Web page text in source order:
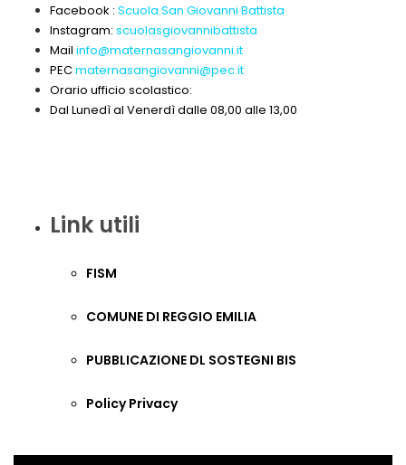
Facebook : Scuola San Giovanni Battista
Instagram: scuolasgiovannibattista
Mail info@maternasangiovanni.it
PECmaternasangiovanni@pec.it
Orario ufficio scolastico:
Dal Lunedì al Venerdì dalle 08,00 alle 13,00
Link utili
FISM
COMUNE DI REGGIO EMILIA
PUBBLICAZIONE DL SOSTEGNI BIS
Policy Privacy